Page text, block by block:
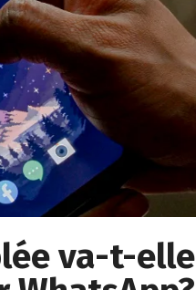
va-t-